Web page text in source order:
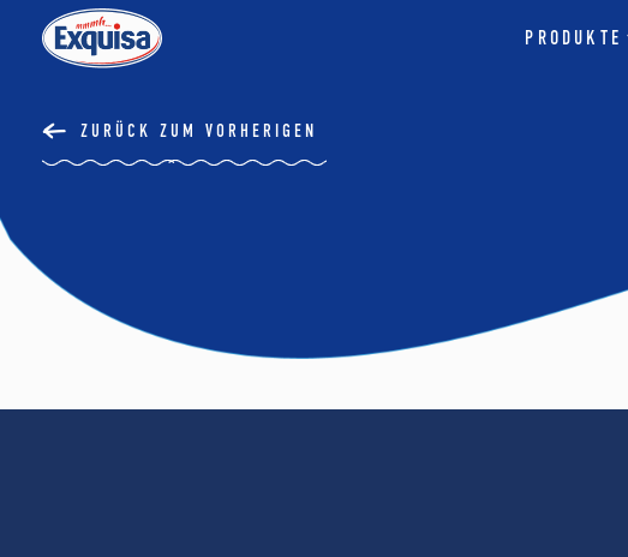
PRODUKTE
ZURÜCK ZUM VORHERIGEN